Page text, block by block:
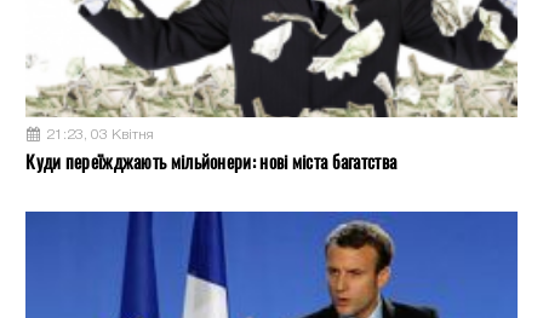
21:23, 03 Квітня
Куди переїжджають мільйонери: нові міста багатства